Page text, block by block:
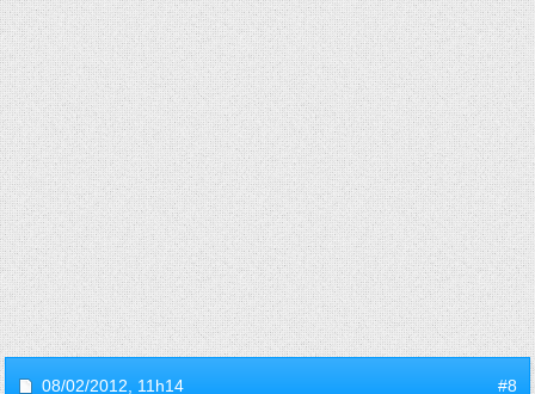
08/02/2012, 11h14 #8